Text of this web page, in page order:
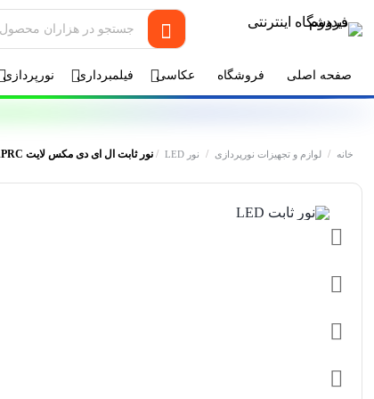
صفحه اصلی فروشگاه عکاسی فیلمبرداری نورپردازی
خانه / لوازم و تجهیزات نورپردازی / نور LED /نور ثابت ال ای دی مکس لایت MAXLIGHT SL-500APRC